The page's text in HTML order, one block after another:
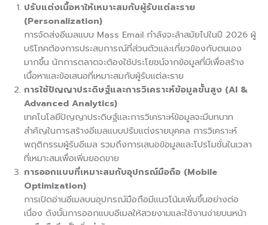
ปรับแต่งเนื้อหาให้เหมาะสมกับผู้รับแต่ละราย
(Personalization)
การจัดส่งอีเมลแบบ Mass Email กำลังจะล้าสมัยไปในปี 2026 ผู้
บริโภคต้องการประสบการณ์ที่ส่วนตัวและเกี่ยวข้องกับตนเอง
มากขึ้น นักการตลาดจะต้องใช้ประโยชน์จากข้อมูลที่มีเพื่อสร้าง
เนื้อหาและข้อเสนอที่เหมาะสมกับผู้รับแต่ละราย
การใช้ปัญญาประดิษฐ์และการวิเคราะห์ข้อมูลขั้นสูง (AI &
Advanced Analytics)
เทคโนโลยีปัญญาประดิษฐ์และการวิเคราะห์ข้อมูลจะมีบทบาท
สำคัญในการสร้างอีเมลแบบปรับแต่งรายบุคคล การวิเคราะห์
พฤติกรรมผู้รับอีเมล รวมถึงการเสนอข้อมูลและโปรโมชั่นในเวลา
ที่เหมาะสมเพื่อเพิ่มยอดขาย
การออกแบบที่เหมาะสมกับอุปกรณ์มือถือ (Mobile
Optimization)
การเปิดอ่านอีเมลบนอุปกรณ์มือถือมีแนวโน้มเพิ่มขึ้นอย่างต่อ
เนื่อง ดังนั้นการออกแบบอีเมลให้สวยงามและใช้งานง่ายบนหน้า